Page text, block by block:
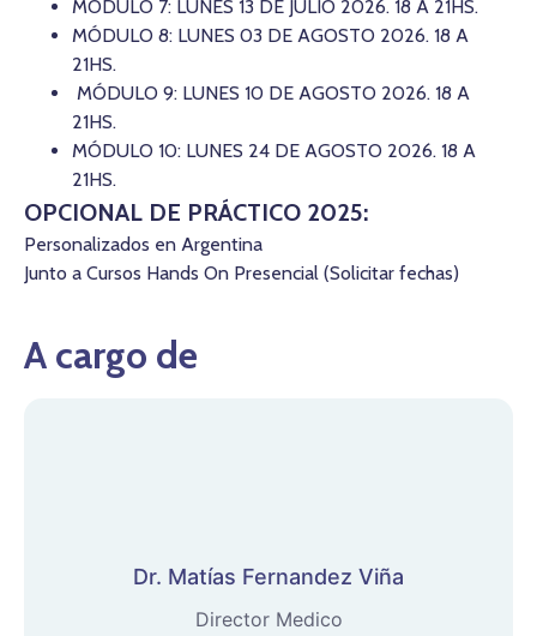
MÓDULO 7: LUNES 13 DE JULIO 2026. 18 A 21HS.
MÓDULO 8: LUNES 03 DE AGOSTO 2026. 18 A
21HS.
MÓDULO 9: LUNES 10 DE AGOSTO 2026. 18 A
21HS.
MÓDULO 10: LUNES 24 DE AGOSTO 2026. 18 A
21HS.
OPCIONAL DE PRÁCTICO 2025:
Personalizados en Argentina
Junto a Cursos Hands On Presencial (Solicitar fechas)
A cargo de
Dr. Matías Fernandez Viña
Director Medico